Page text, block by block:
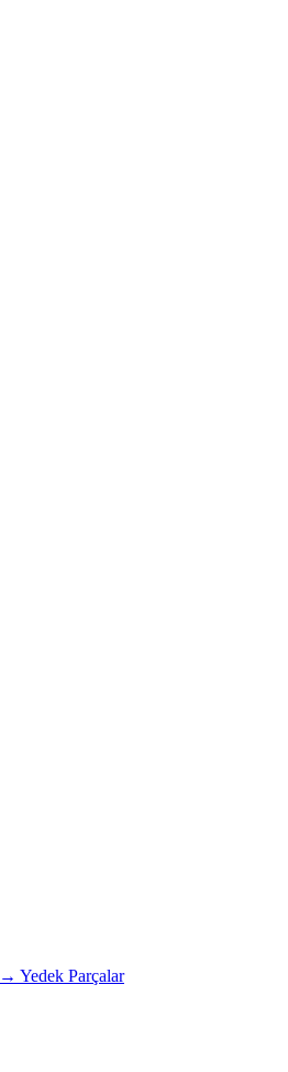
→ Yedek Parçalar